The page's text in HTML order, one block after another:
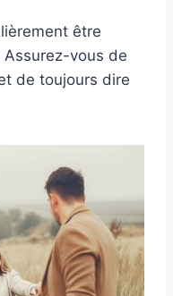
être
vous de
de toujours dire